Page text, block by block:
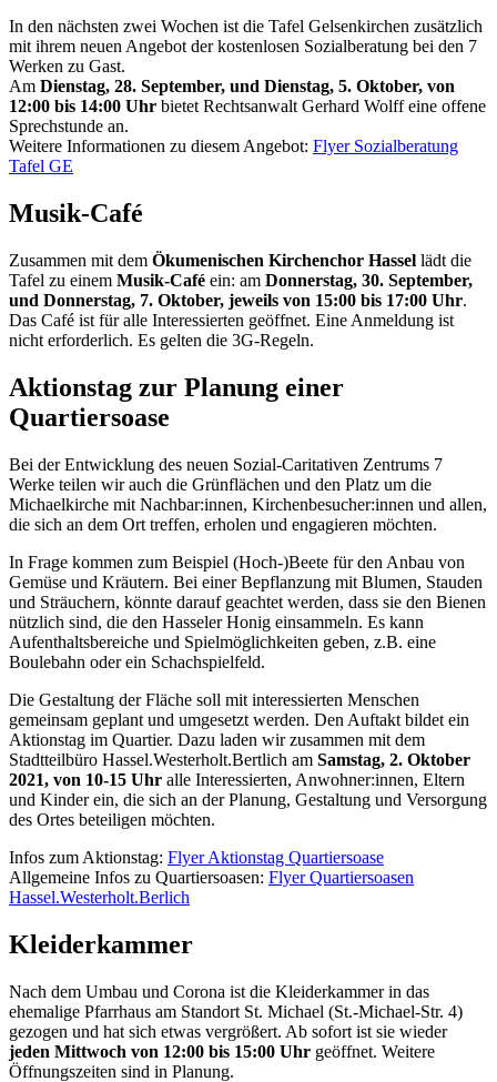
In den nächsten zwei Wochen ist die Tafel Gelsenkirchen zusätzlich
mit ihrem neuen Angebot der kostenlosen Sozialberatung bei den 7
Werken zu Gast.
Am Dienstag, 28. September, und Dienstag, 5. Oktober, von
12:00 bis 14:00 Uhr bietet Rechtsanwalt Gerhard Wolff eine offene
Sprechstunde an.
Weitere Informationen zu diesem Angebot: Flyer Sozialberatung
Tafel GE
Musik-Café
Zusammen mit dem Ökumenischen Kirchenchor Hassel lädt die
Tafel zu einem Musik-Café ein: am Donnerstag, 30. September,
und Donnerstag, 7. Oktober, jeweils von 15:00 bis 17:00 Uhr.
Das Café ist für alle Interessierten geöffnet. Eine Anmeldung ist
nicht erforderlich. Es gelten die 3G-Regeln.
Aktionstag zur Planung einer
Quartiersoase
Bei der Entwicklung des neuen Sozial-Caritativen Zentrums 7
Werke teilen wir auch die Grünflächen und den Platz um die
Michaelkirche mit Nachbar:innen, Kirchenbesucher:innen und allen,
die sich an dem Ort treffen, erholen und engagieren möchten.
In Frage kommen zum Beispiel (Hoch-)Beete für den Anbau von
Gemüse und Kräutern. Bei einer Bepflanzung mit Blumen, Stauden
und Sträuchern, könnte darauf geachtet werden, dass sie den Bienen
nützlich sind, die den Hasseler Honig einsammeln. Es kann
Aufenthaltsbereiche und Spielmöglichkeiten geben, z.B. eine
Boulebahn oder ein Schachspielfeld.
Die Gestaltung der Fläche soll mit interessierten Menschen
gemeinsam geplant und umgesetzt werden. Den Auftakt bildet ein
Aktionstag im Quartier. Dazu laden wir zusammen mit dem
Stadtteilbüro Hassel.Westerholt.Bertlich am Samstag, 2. Oktober
2021, von 10-15 Uhr alle Interessierten, Anwohner:innen, Eltern
und Kinder ein, die sich an der Planung, Gestaltung und Versorgung
des Ortes beteiligen möchten.
Infos zum Aktionstag: Flyer Aktionstag Quartiersoase
Allgemeine Infos zu Quartiersoasen: Flyer Quartiersoasen
Hassel.Westerholt.Berlich
Kleiderkammer
Nach dem Umbau und Corona ist die Kleiderkammer in das
ehemalige Pfarrhaus am Standort St. Michael (St.-Michael-Str. 4)
gezogen und hat sich etwas vergrößert. Ab sofort ist sie wieder
jeden Mittwoch von 12:00 bis 15:00 Uhr geöffnet. Weitere
Öffnungszeiten sind in Planung.